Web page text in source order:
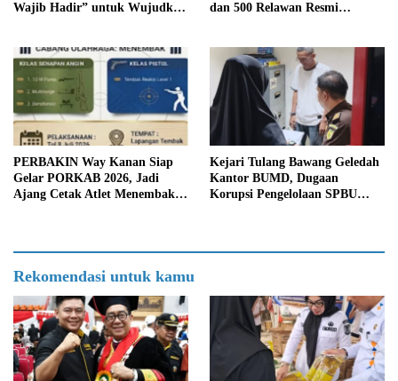
Wajib Hadir” untuk Wujudkan
dan 500 Relawan Resmi
PERBAKIN Way Kanan Siap
Gelar PORKAB 2026, Jadi
Ajang Cetak Atlet Menembak
Kejari Tulang Bawang Geledah
Kantor BUMD, Dugaan
Korupsi Pengelolaan SPBU
Rekomendasi untuk kamu